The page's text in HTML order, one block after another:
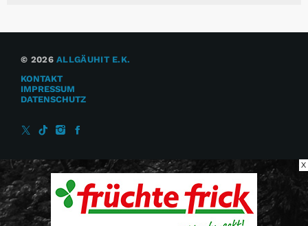
© 2026ALLGÄUHIT E.K.
KONTAKT
IMPRESSUM
DATENSCHUTZ
X